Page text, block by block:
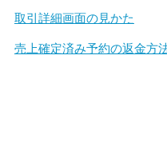
取引詳細画面の見かた
売上確定済み予約の返金方